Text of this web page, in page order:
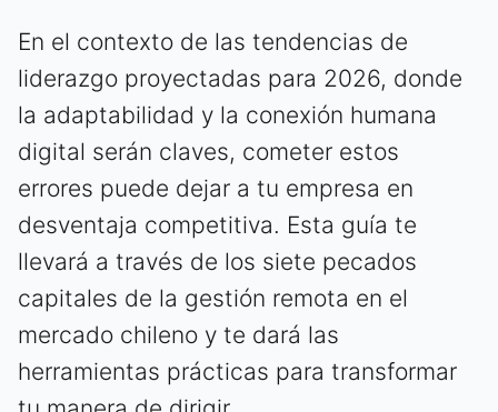
En el contexto de las tendencias de
liderazgo proyectadas para 2026, donde
la adaptabilidad y la conexión humana
digital serán claves, cometer estos
errores puede dejar a tu empresa en
desventaja competitiva. Esta guía te
llevará a través de los siete pecados
capitales de la gestión remota en el
mercado chileno y te dará las
herramientas prácticas para transformar